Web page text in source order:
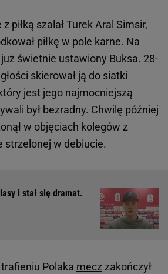
piłką szalał Turek Aral Simsir,
piłkę w pole karne. Na
świetnie ustawiony Buksa. 28-
skierował ją do siatki
jest jego najmocniejszą
był bezradny. Chwilę później
w objęciach kolegów z
strzelonej w debiucie.
i stał się dramat.
Polaka mecz zakończył